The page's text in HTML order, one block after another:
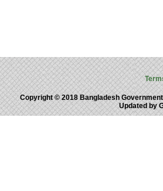
Copyright © 2018 Bangladesh
Updated by